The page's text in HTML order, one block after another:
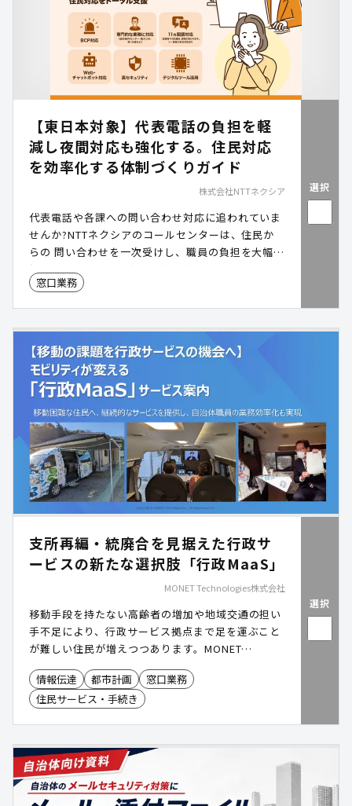
【東日本対象】代表電話の負担を軽
減し夜間対応も強化する。住民対応
を効率化する体制づくりガイド
株式会社NTTネクシア
代表電話や各課への問い合わせ対応に追われていま
せんか?NTTネクシアのコールセンターは、住民か
らの 問い合わせを一次受けし、職員の負担を大幅に
軽減します。さらに夜間・休日対応や多言語受付に
も対応可能。ダウンロード資料では、他自治体の具
窓口業務
選択
支所再編・統廃合を見据えた行政サ
ービスの新たな選択肢「行政MaaS」
MONET Technologies株式会社
移動手段を持たない高齢者の増加や地域交通の担い
手不足により、行政サービス拠点まで足を運ぶこと
が難しい住民が増えつつあります。MONET
Technologiesの「行政MaaS」は、移動サービスを
活用して行政機能を“住民のもとへ届ける”ことを目
指す取り組みです。出張所を持たずに行政サービス
しします。 ●「行政MaaS」はMONET
Technologies株式会社の登録商標です。
情報伝達 都市計画
窓口業務
住民サービス・手続き
選択